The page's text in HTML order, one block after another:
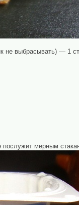
не выбрасывать) — 1
мерным